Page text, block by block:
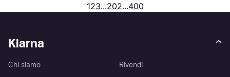
123...202...400
Klarna
Chi siamo
Rivendi